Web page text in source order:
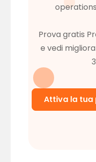
Prova gratis
e vedi
Attiva la